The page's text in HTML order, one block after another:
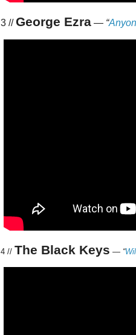
3 //George Ezra — “
4 // The Black Keys — “